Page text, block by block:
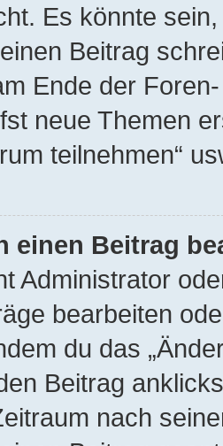
Es könnte
Beitrag
Ende der
neue Themen
teilnehmen“
einen Beitrag
Administrator
bearbeiten
du das
Beitrag
nach